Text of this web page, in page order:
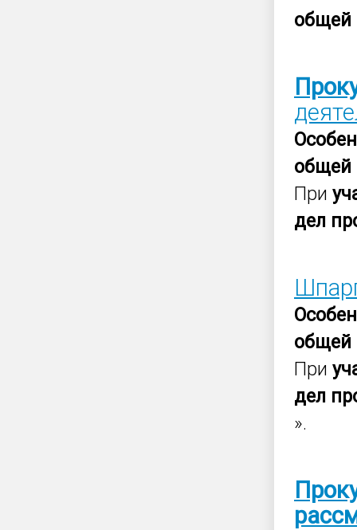
общей
общей
При
дел
общей
При
дел
».